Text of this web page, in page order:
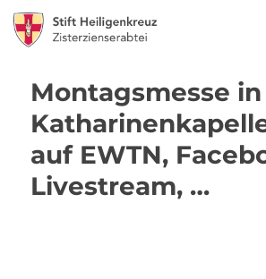
Montagsmesse
auf EWTN,
Livestream, …